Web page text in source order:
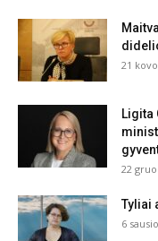
21
Ligita
22
Tyliai
6